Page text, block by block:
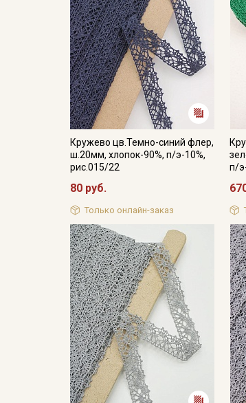
Кружево цв.Темно-синий флер,
ш.20мм, хлопок-90%, п/э-10%,
рис.015/22
80 руб.
Только онлайн-заказ
п/